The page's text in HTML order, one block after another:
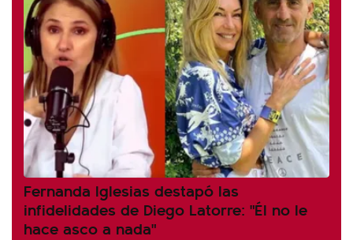
Fernanda Iglesias destapó las
infidelidades de Diego Latorre: "Él no le
hace asco a nada"